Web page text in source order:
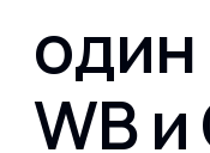
Главная
WB и